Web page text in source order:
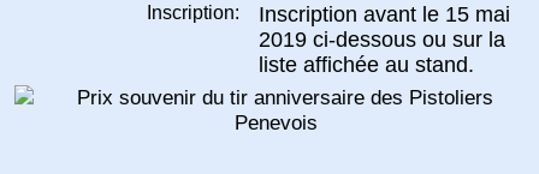
Inscription:
Inscription avant le 15 mai
2019 ci-dessous ou sur la
liste affichée au stand.